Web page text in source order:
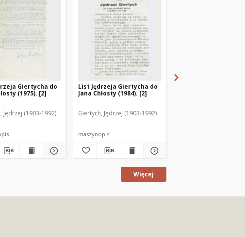
Giertycha do
(1975). [2]
Jędrzej (1903-1992)
List Jędrzeja Giertycha do
Jana Chłosty (1984). [2]
Giertych, Jędrzej (1903-1992)
maszynopis
Więcej